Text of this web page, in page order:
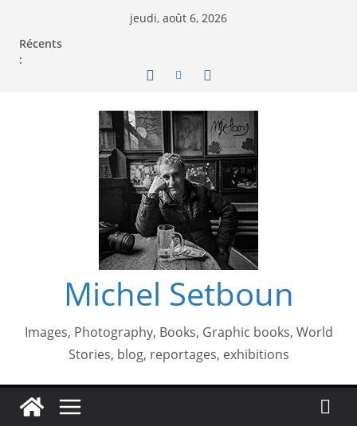
jeudi, août 6, 2026
Récents
:
Michel Setboun
Images, Photography, Books, Graphic books, World
Stories, blog, reportages, exhibitions